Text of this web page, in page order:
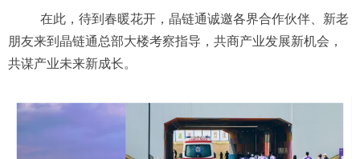
在此，待到春暖花开，晶链通诚邀各界合作伙伴、新老
朋友来到晶链通总部大楼考察指导，共商产业发展新机会，
共谋产业未来新成长。